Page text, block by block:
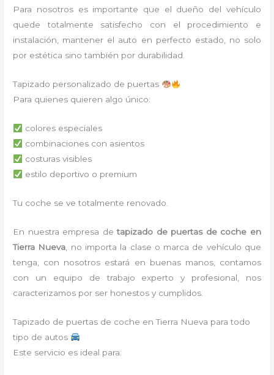
Para nosotros es importante que el dueño del vehículo
quede totalmente satisfecho con el procedimiento e
instalación, mantener el auto en perfecto estado, no solo
por estética sino también por durabilidad.
Tapizado personalizado de puertas
Para quienes quieren algo único:
colores especiales
combinaciones con asientos
costuras visibles
estilo deportivo o premium
Tu coche se ve totalmente renovado.
En nuestra empresa detapizado de puertas de coche en
Tierra Nueva , no importa la clase o marca de vehículo que
tenga, con nosotros estará en buenas manos, contamos
con un equipo de trabajo experto y profesional, nos
caracterizamos por ser honestos y cumplidos.
Tapizado de puertas de coche en Tierra Nueva para todo
tipo de autos
Este servicio es ideal para: